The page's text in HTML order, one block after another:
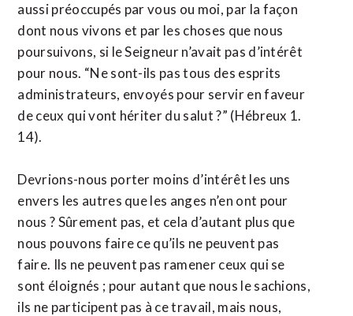
aussi préoccupés par vous ou moi, par la façon
dont nous vivons et par les choses que nous
poursuivons, si le Seigneur n’avait pas d’intérêt
pour nous. “Ne sont-ils pas tous des esprits
administrateurs, envoyés pour servir en faveur
de ceux qui vont hériter du salut ?” (Hébreux 1.
14).
Devrions-nous porter moins d’intérêt les uns
envers les autres que les anges n’en ont pour
nous ? Sûrement pas, et cela d’autant plus que
nous pouvons faire ce qu’ils ne peuvent pas
faire. Ils ne peuvent pas ramener ceux qui se
sont éloignés ; pour autant que nous le sachions,
ils ne participent pas à ce travail, mais nous,